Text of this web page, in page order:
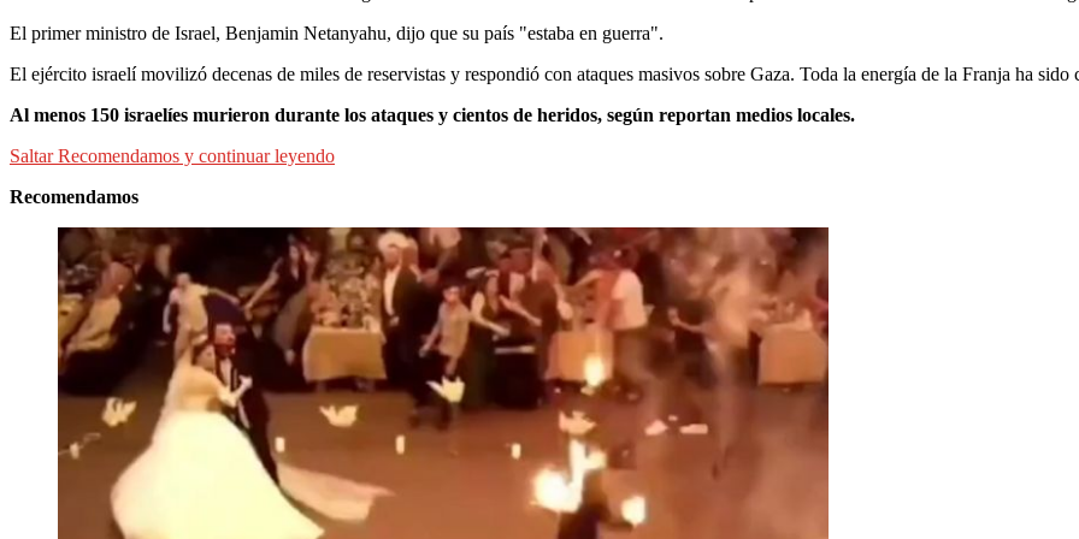
El primer ministro de Israel, Benjamin Netanyahu, dijo que su país "estaba en guerra".
El ejército israelí movilizó decenas de miles de reservistas y respondió con ataques masivos sobre Gaza. Toda la energía de la Franja ha sido
Al menos 150 israelíes murieron durante los ataques y cientos de heridos, según reportan medios locales.
Saltar Recomendamos y continuar leyendo
Recomendamos